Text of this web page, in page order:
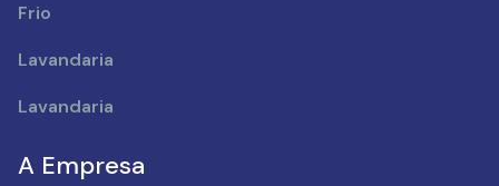
Frio
Lavandaria
Lavandaria
A Empresa